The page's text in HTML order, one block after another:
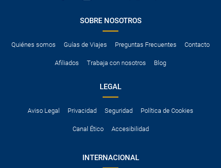
SOBRE NOSOTROS
Quiénes somos Guías de Viajes Preguntas Frecuentes Contacto
Afiliados Trabaja con nosotros Blog
LEGAL
Aviso Legal Privacidad Seguridad Política de Cookies
Canal Ético Accesibilidad
INTERNACIONAL